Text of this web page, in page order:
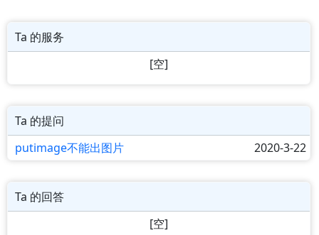
Ta 的服务
[空]
Ta 的提问
putimage不能出图片
2020-3-22
Ta 的回答
[空]